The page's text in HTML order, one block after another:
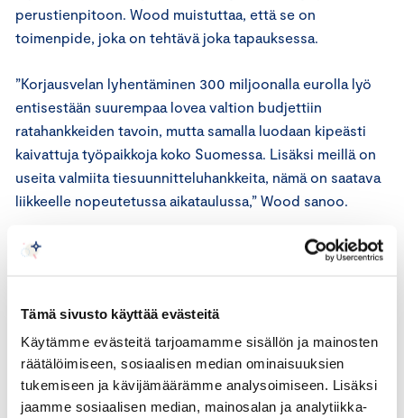
Tämä sivusto käyttää evästeitä
Käytämme evästeitä tarjoamamme sisällön ja mainosten
räätälöimiseen, sosiaalisen median ominaisuuksien
tukemiseen ja kävijämäärämme analysoimiseen. Lisäksi
jaamme sosiaalisen median, mainosalan ja analytiikka-
perustienpitoon. Wood muistuttaa, että se on
toimenpide, joka on tehtävä joka tapauksessa.
”Korjausvelan lyhentäminen 300 miljoonalla eurolla lyö
entisestään suurempaa lovea valtion budjettiin
ratahankkeiden tavoin, mutta samalla luodaan kipeästi
kaivattuja työpaikkoja koko Suomessa. Lisäksi meillä on
useita valmiita tiesuunnitteluhankkeita, nämä on saatava
liikkeelle nopeutetussa aikataulussa,” Wood sanoo.
Investoimalla infran kuntoon otetaan myös askel kohti
voidaan saada aikaan myös hyvää muilla sektoreilla.
Hyvässä kunnossa oleva infra ja sujuvat logistiikkaketjut
vähentävät liikenteestä syntyviä kasvihuonepäästöjä.
”Suomen vientiteollisuuden kilpailukyky on